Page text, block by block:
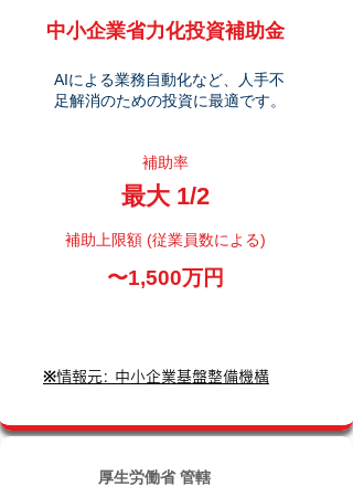
中小企業省力化投資補助金
AIによる業務自動化など、人手不
足解消のための投資に最適です。
補助率
最大 1/2
補助上限額 (従業員数による)
〜1,500万円
※情報元: 中小企業基盤整備機構
厚生労働省 管轄